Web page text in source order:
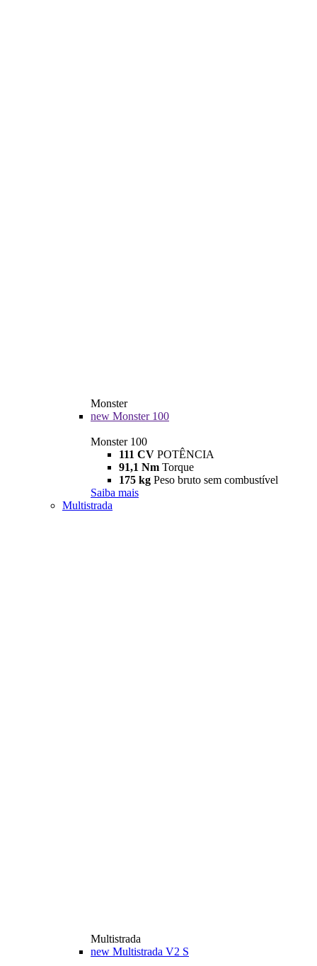
Monster
new Monster 100
Monster 100
111 CV POTÊNCIA
91,1 Nm Torque
175 kg Peso bruto sem combustível
Saiba mais
Multistrada
Multistrada
new Multistrada V2 S